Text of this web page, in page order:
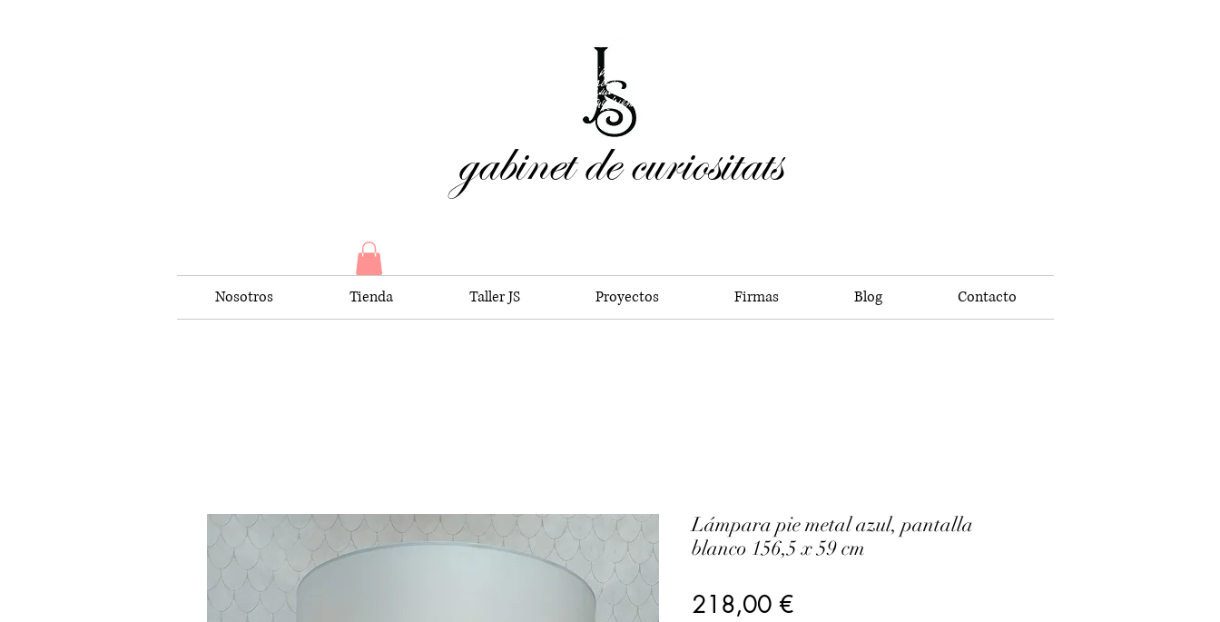
gabinet de curiositats
Nosotros Tienda Taller JS Proyectos Firmas Blog Contacto
Lámpara pie metal azul, pantalla
blanco 156,5 x 59 cm
218,00 €Precio